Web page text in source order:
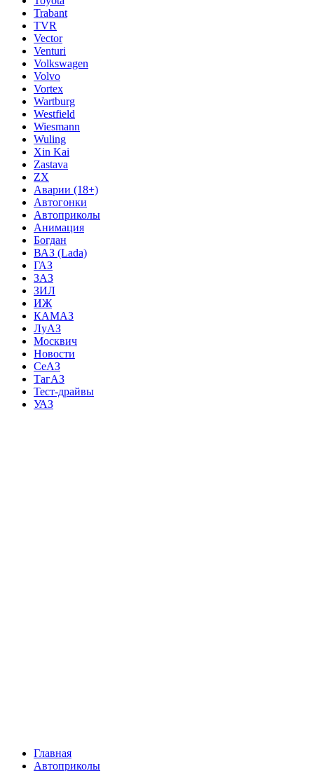
Trabant
TVR
Vector
Venturi
Volkswagen
Volvo
Vortex
Wartburg
Westfield
Wiesmann
Wuling
Xin Kai
Zastava
ZX
Аварии (18+)
Автогонки
Автоприколы
Анимация
Богдан
ВАЗ (Lada)
ГАЗ
ЗАЗ
ЗИЛ
ИЖ
КАМАЗ
ЛуАЗ
Москвич
Новости
СеАЗ
ТагАЗ
Тест-драйвы
УАЗ
Главная
Автоприколы